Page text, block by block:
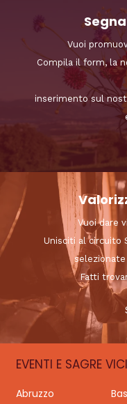
Vuoi
Compila il form, la
inserimento sul
Vuoi dare
Unisciti al circuito
Fatti
EVENTI E SAGRE
Abruzzo